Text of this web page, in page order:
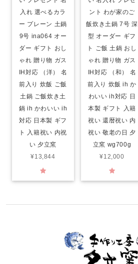
入れ 選べるカラ
ー プレーン 土鍋
9号 ina064 オー
ダー ギフト おし
ゃれ 贈り物 ガス
IH対応 （洋） 名
前入り 炊飯 ご飯
土鍋 ご飯炊き土
鍋 ih かわいい ih
対応 日本製 ギフ
ト 入籍祝い 内祝
い 夕立窯
¥13,844
ント わが家のご
飯炊き土鍋 7号 深
型 オーダー ギフ
ト ご飯 土鍋 おし
ゃれ 贈り物 ガス
IH対応 （和） 名
前入り 炊飯 ih か
わいい ih対応 日
本製 ギフト 入籍
祝い 還暦祝い 内
祝い 敬老の日 夕
立窯 wg700g
¥12,000